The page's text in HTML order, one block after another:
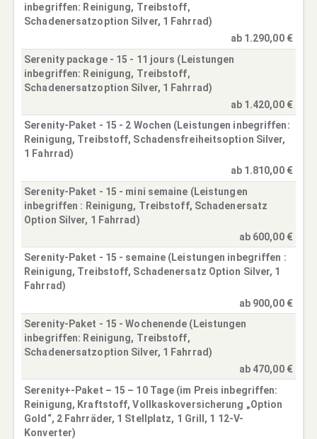
inbegriffen: Reinigung, Treibstoff,
Schadenersatzoption Silver, 1 Fahrrad)
ab 1.290,00 €
Serenity package - 15 - 11 jours (Leistungen
inbegriffen: Reinigung, Treibstoff,
Schadenersatzoption Silver, 1 Fahrrad)
ab 1.420,00 €
Serenity-Paket - 15 - 2 Wochen (Leistungen inbegriffen:
Reinigung, Treibstoff, Schadensfreiheitsoption Silver,
1 Fahrrad)
ab 1.810,00 €
Serenity-Paket - 15 - mini semaine (Leistungen
inbegriffen : Reinigung, Treibstoff, Schadenersatz
Option Silver, 1 Fahrrad)
ab 600,00 €
Serenity-Paket - 15 - semaine (Leistungen inbegriffen :
Reinigung, Treibstoff, Schadenersatz Option Silver, 1
Fahrrad)
ab 900,00 €
Serenity-Paket - 15 - Wochenende (Leistungen
inbegriffen: Reinigung, Treibstoff,
Schadenersatzoption Silver, 1 Fahrrad)
ab 470,00 €
Serenity+-Paket – 15 – 10 Tage (im Preis inbegriffen:
Reinigung, Kraftstoff, Vollkaskoversicherung „Option
Gold“, 2 Fahrräder, 1 Stellplatz, 1 Grill, 1 12-V-
Konverter)